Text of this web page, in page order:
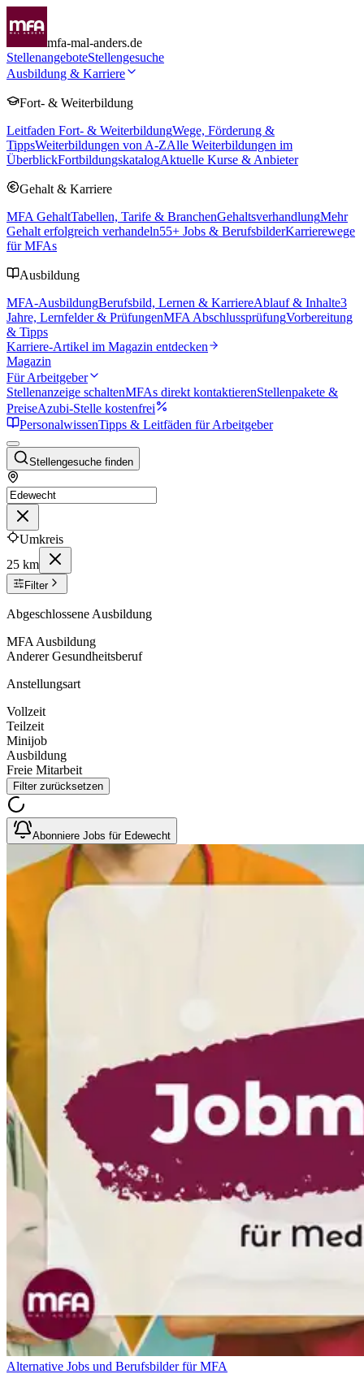
mfa-mal-anders.de
StellenangeboteStellengesuche
Ausbildung & Karriere
Fort- & Weiterbildung
Leitfaden Fort- & WeiterbildungWege, Förderung &
TippsWeiterbildungen von A-ZAlle Weiterbildungen im
ÜberblickFortbildungskatalogAktuelle Kurse & Anbieter
Gehalt & Karriere
MFA GehaltTabellen, Tarife & BranchenGehaltsverhandlungMehr
Gehalt erfolgreich verhandeln55+ Jobs & BerufsbilderKarrierewege
für MFAs
Ausbildung
MFA-AusbildungBerufsbild, Lernen & KarriereAblauf & Inhalte3
Jahre, Lernfelder & PrüfungenMFA AbschlussprüfungVorbereitung
& Tipps
Karriere-Artikel im Magazin entdecken
Magazin
Für Arbeitgeber
Stellenanzeige schaltenMFAs direkt kontaktierenStellenpakete &
PreiseAzubi-Stelle kostenfrei
PersonalwissenTipps & Leitfäden für Arbeitgeber
Stellengesuche finden
Umkreis
25 km
Filter
Abgeschlossene Ausbildung
MFA Ausbildung
Anderer Gesundheitsberuf
Anstellungsart
Vollzeit
Teilzeit
Minijob
Ausbildung
Freie Mitarbeit
Filter zurücksetzen
Abonniere Jobs für Edewecht
Alternative Jobs und Berufsbilder für MFA